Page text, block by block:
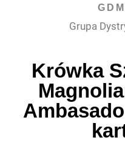
Grupa
Krówka